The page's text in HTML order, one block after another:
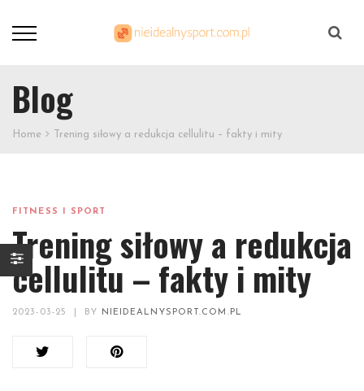
Blog
Home Trening siłowy a redukcja cellulitu – fakty i mity
FITNESS I SPORT
Trening siłowy a redukcja
cellulitu – fakty i mity
2023-03-25 BY NIEIDEALNYSPORT.COM.PL